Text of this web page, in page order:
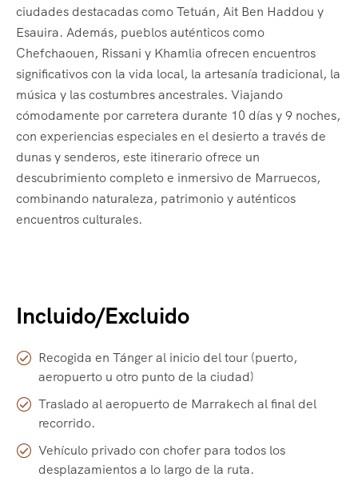
ciudades destacadas como Tetuán, Ait Ben Haddou y
Esauira. Además, pueblos auténticos como
Chefchaouen, Rissani y Khamlia ofrecen encuentros
significativos con la vida local, la artesanía tradicional, la
música y las costumbres ancestrales. Viajando
cómodamente por carretera durante 10 días y 9 noches,
con experiencias especiales en el desierto a través de
dunas y senderos, este itinerario ofrece un
descubrimiento completo e inmersivo de Marruecos,
combinando naturaleza, patrimonio y auténticos
encuentros culturales.
Incluido/Excluido
Recogida en Tánger al inicio del tour (puerto,
aeropuerto u otro punto de la ciudad)
Traslado al aeropuerto de Marrakech al final del
recorrido.
Vehículo privado con chofer para todos los
desplazamientos a lo largo de la ruta.